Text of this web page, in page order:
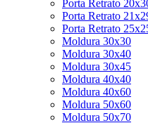
Porta Retrato
Porta Retrato
Porta Retrato
Moldura 30x30
Moldura 30x40
Moldura 30x45
Moldura 40x40
Moldura 40x60
Moldura 50x60
Moldura 50x70